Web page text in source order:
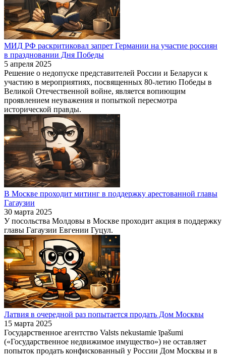
МИД РФ раскритиковал запрет Германии на участие россиян
в праздновании Дня Победы
5 апреля 2025
Решение о недопуске представителей России и Беларуси к
участию в мероприятиях, посвященных 80-летию Победы в
Великой Отечественной войне, является вопиющим
проявлением неуважения и попыткой пересмотра
исторической правды.
В Москве проходит митинг в поддержку арестованной главы
Гагаузии
30 марта 2025
У посольства Молдовы в Москве проходит акция в поддержку
главы Гагаузии Евгении Гуцул.
Латвия в очередной раз попытается продать Дом Москвы
15 марта 2025
Государственное агентство Valsts nekustamie īpašumi
(«Государственное недвижимое имущество») не оставляет
попыток продать конфискованный у России Дом Москвы и в